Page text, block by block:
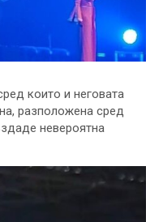
които и неговата
разположена сред
невероятна